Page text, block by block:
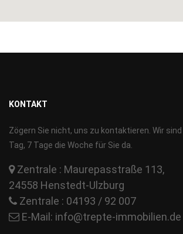
KONTAKT
Zögern Sie nicht, uns zu kontaktieren. Wir
Tag, 7 Tage die Woche für Sie da.
Zentrale : Maurepasstraße 113,
24558 Henstedt-Ulzburg
Zentrale : 04193 / 92 007
E-Mail: info@trepte-immobilien.de